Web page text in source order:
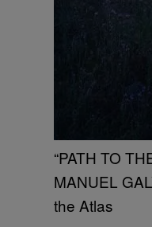
​“PATH TO
MANUEL
the Atlas ​​